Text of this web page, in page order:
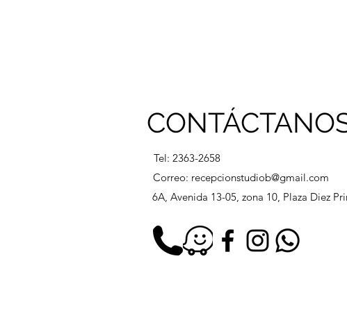
Tel: 2363-2658
Correo: recepcionstudiob@gmail.com
6A, Avenida 13-05, zona 10, Plaza Diez